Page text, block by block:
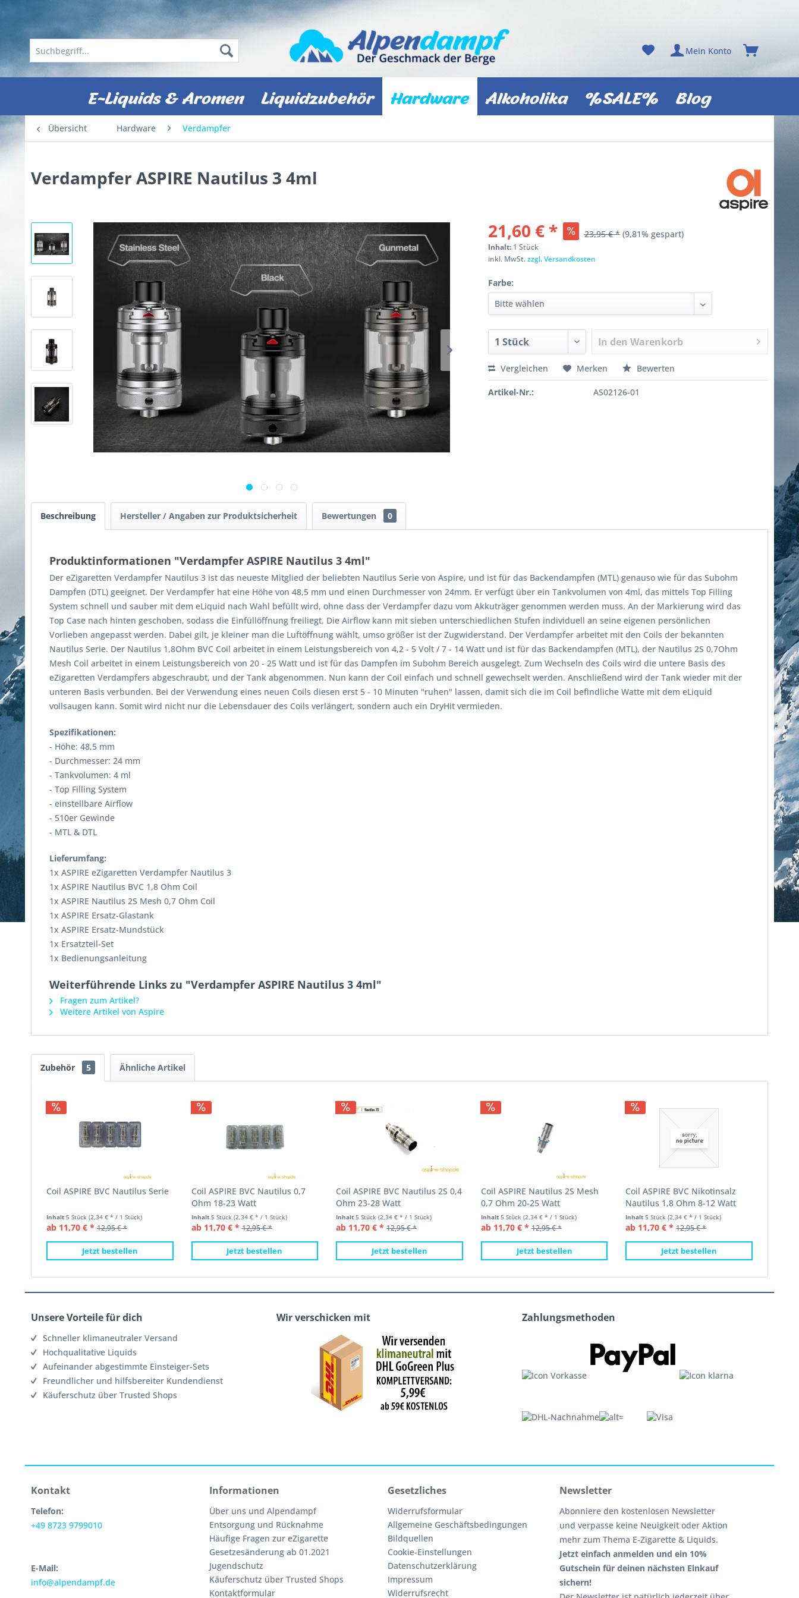
Mein Konto
E-Liquids & Aromen Liquidzubehör Hardware Alkoholika %SALE% Blog
Übersicht Hardware Verdampfer
Verdampfer ASPIRE Nautilus 3 4ml
21,60 € * 23,95 € * (9,81% gespart)
Inhalt: 1 Stück
inkl. MwSt.zzgl. Versandkosten
Farbe:
In den Warenkorb
Vergleichen Merken Bewerten
Artikel-Nr.: AS02126-01
Beschreibung Hersteller / Angaben zur Produktsicherheit Bewertungen 0
Produktinformationen "Verdampfer ASPIRE Nautilus 3 4ml"
Der eZigaretten Verdampfer Nautilus 3 ist das neueste Mitglied der beliebten Nautilus Serie von Aspire, und ist für das Backendampfen (MTL) genauso wie für das Subohm
Dampfen (DTL) geeignet. Der Verdampfer hat eine Höhe von 48,5 mm und einen Durchmesser von 24mm. Er verfügt über ein Tankvolumen von 4ml, das mittels Top Filling
System schnell und sauber mit dem eLiquid nach Wahl befüllt wird, ohne dass der Verdampfer dazu vom Akkuträger genommen werden muss. An der Markierung wird das
Top Case nach hinten geschoben, sodass die Einfüllöffnung freiliegt. Die Airflow kann mit sieben unterschiedlichen Stufen individuell an seine eigenen persönlichen
Vorlieben angepasst werden. Dabei gilt, je kleiner man die Luftöffnung wählt, umso größer ist der Zugwiderstand. Der Verdampfer arbeitet mit den Coils der bekannten
Nautilus Serie. Der Nautilus 1,8Ohm BVC Coil arbeitet in einem Leistungsbereich von 4,2 - 5 Volt / 7 - 14 Watt und ist für das Backendampfen (MTL), der Nautilus 2S 0,7Ohm
Mesh Coil arbeitet in einem Leistungsbereich von 20 - 25 Watt und ist für das Dampfen im Subohm Bereich ausgelegt. Zum Wechseln des Coils wird die untere Basis des
eZigaretten Verdampfers abgeschraubt, und der Tank abgenommen. Nun kann der Coil einfach und schnell gewechselt werden. Anschließend wird der Tank wieder mit der
unteren Basis verbunden. Bei der Verwendung eines neuen Coils diesen erst 5 - 10 Minuten "ruhen" lassen, damit sich die im Coil befindliche Watte mit dem eLiquid
vollsaugen kann. Somit wird nicht nur die Lebensdauer des Coils verlängert, sondern auch ein DryHit vermieden.
Spezifikationen:
- Höhe: 48,5 mm
- Durchmesser: 24 mm
- Tankvolumen: 4 ml
- Top Filling System
- einstellbare Airflow
- 510er Gewinde
- MTL & DTL
Lieferumfang:
1x ASPIRE eZigaretten Verdampfer Nautilus 3
1x ASPIRE Nautilus BVC 1,8 Ohm Coil
1x ASPIRE Nautilus 2S Mesh 0,7 Ohm Coil
1x ASPIRE Ersatz-Glastank
1x ASPIRE Ersatz-Mundstück
1x Ersatzteil-Set
1x Bedienungsanleitung
Weiterführende Links zu "Verdampfer ASPIRE Nautilus 3 4ml"
Fragen zum Artikel?
Weitere Artikel von Aspire
Zubehör 5 Ähnliche Artikel
Coil ASPIRE BVC Nautilus Serie
Inhalt 5 Stück (2,34 € * / 1 Stück)
ab 11,70 € * 12,95 € *
Jetzt bestellen
Coil ASPIRE BVC Nautilus 0,7
Ohm 18-23 Watt
Inhalt 5 Stück (2,34 € * / 1 Stück)
ab 11,70 € * 12,95 € *
Jetzt bestellen
Coil ASPIRE BVC Nautilus 2S 0,4
Ohm 23-28 Watt
Inhalt5 Stück(2,34 € * / 1 Stück)
ab 11,70 € * 12,95 € *
Jetzt bestellen
Coil ASPIRE Nautilus 2S Mesh
0,7 Ohm 20-25 Watt
Inhalt 5 Stück (2,34 € * / 1 Stück)
ab 11,70 € * 12,95 € *
Jetzt bestellen
Coil ASPIRE BVC Nikotinsalz
Nautilus 1,8 Ohm 8-12 Watt
Inhalt5 Stück(2,34 € * / 1 Stück)
ab 11,70 € * 12,95 € *
Jetzt bestellen
Unsere Vorteile für dich
Schneller klimaneutraler Versand
Hochqualitative Liquids
Aufeinander abgestimmte Einsteiger-Sets
Freundlicher und hilfsbereiter Kundendienst
Käuferschutz über Trusted Shops
Wir verschicken mit Zahlungsmethoden
Kontakt
Telefon:
+49 8723 9799010
E-Mail:
info@alpendampf.de
Informationen
Über uns und Alpendampf
Entsorgung und Rücknahme
Häufige Fragen zur eZigarette
Gesetzesänderung ab 01.2021
Jugendschutz
Käuferschutz über Trusted Shops
Kontaktformular
Gesetzliches
Widerrufsformular
Allgemeine Geschäftsbedingungen
Bildquellen
Cookie-Einstellungen
Datenschutzerklärung
Impressum
Widerrufsrecht
Newsletter
Abonniere den kostenlosen Newsletter
und verpasse keine Neuigkeit oder Aktion
mehr zum Thema E-Zigarette & Liquids.
Jetzt einfach anmelden und ein 10%
Gutschein für deinen nächsten Einkauf
sichern!